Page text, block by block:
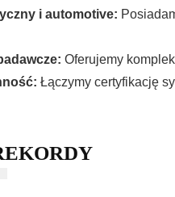
i automotive:
Oferujemy
Łączymy certyfikację